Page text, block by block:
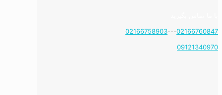
02166760847
---
02166758903
09121340970